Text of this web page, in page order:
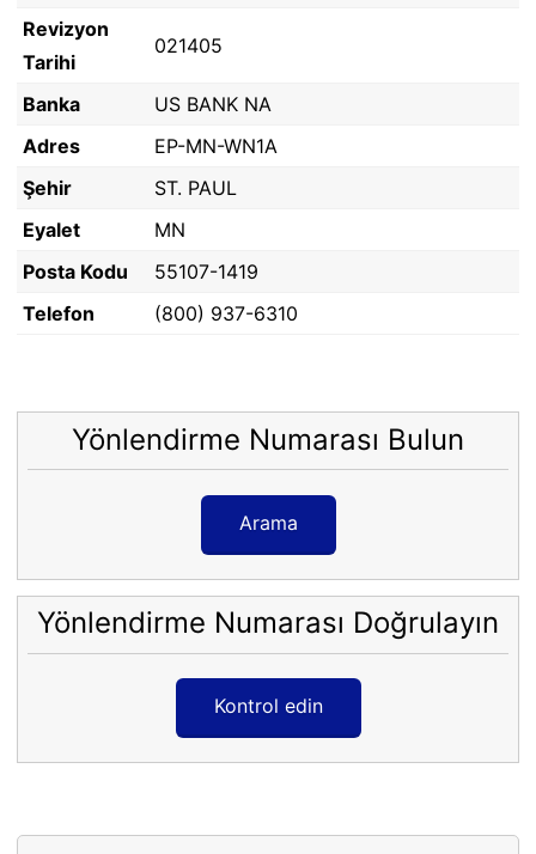
Revizyon
Tarihi
021405
Banka
US BANK NA
Adres
EP-MN-WN1A
Şehir
ST. PAUL
Eyalet
MN
Posta Kodu
55107-1419
Telefon
(800) 937-6310
Yönlendirme Numarası Bulun
Arama
Yönlendirme Numarası Doğrulayın
Kontrol edin